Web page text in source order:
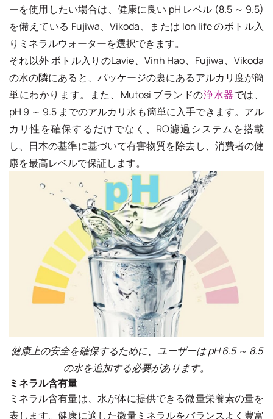
ーを使用したい場合は、健康に良い pH レベル (8.5 ～ 9.5)
を備えている Fujiwa、Vikoda、または Ion life のボトル入
りミネラルウォーターを選択できます。
それ以外 ボトル入りのLavie、Vinh Hao、Fujiwa、Vikoda
の水の隣にあると、パッケージの裏にあるアルカリ度が簡
単にわかります。また、Mutosi ブランドの浄水器では、
pH 9 ～ 9.5 までのアルカリ水も簡単に入手できます。アル
カリ性を確保するだけでなく、RO濾過システムを搭載
し、日本の基準に基づいて有害物質を除去し、消費者の健
康を最高レベルで保証します。
健康上の安全を確保するために、ユーザーは pH 6.5 ～ 8.5
の水を追加する必要があります。
ミネラル含有量
ミネラル含有量は、水が体に提供できる微量栄養素の量を
表します。健康に適した微量ミネラルをバランスよく豊富